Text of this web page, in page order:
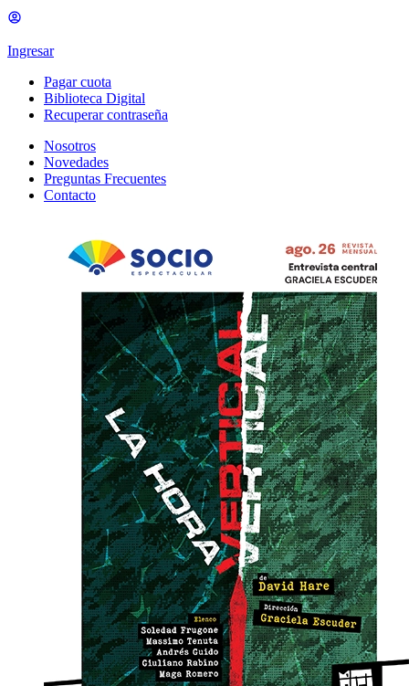
Ingresar
Pagar cuota
Biblioteca Digital
Recuperar contraseña
Nosotros
Novedades
Preguntas Frecuentes
Contacto